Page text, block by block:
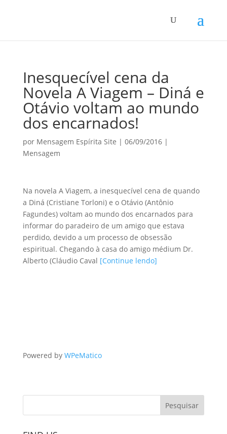
Inesquecível cena da
Novela A Viagem – Diná e
Otávio voltam ao mundo
dos encarnados!
por Mensagem Espírita Site | 06/09/2016|
Mensagem
Na novela A Viagem, a inesquecível cena de quando
a Diná (Cristiane Torloni) e o Otávio (Antônio
Fagundes) voltam ao mundo dos encarnados para
informar do paradeiro de um amigo que estava
perdido, devido a um processo de obsessão
espiritual. Chegando à casa do amigo médium Dr.
Alberto (Cláudio Caval [Continue lendo]
Powered by WPeMatico